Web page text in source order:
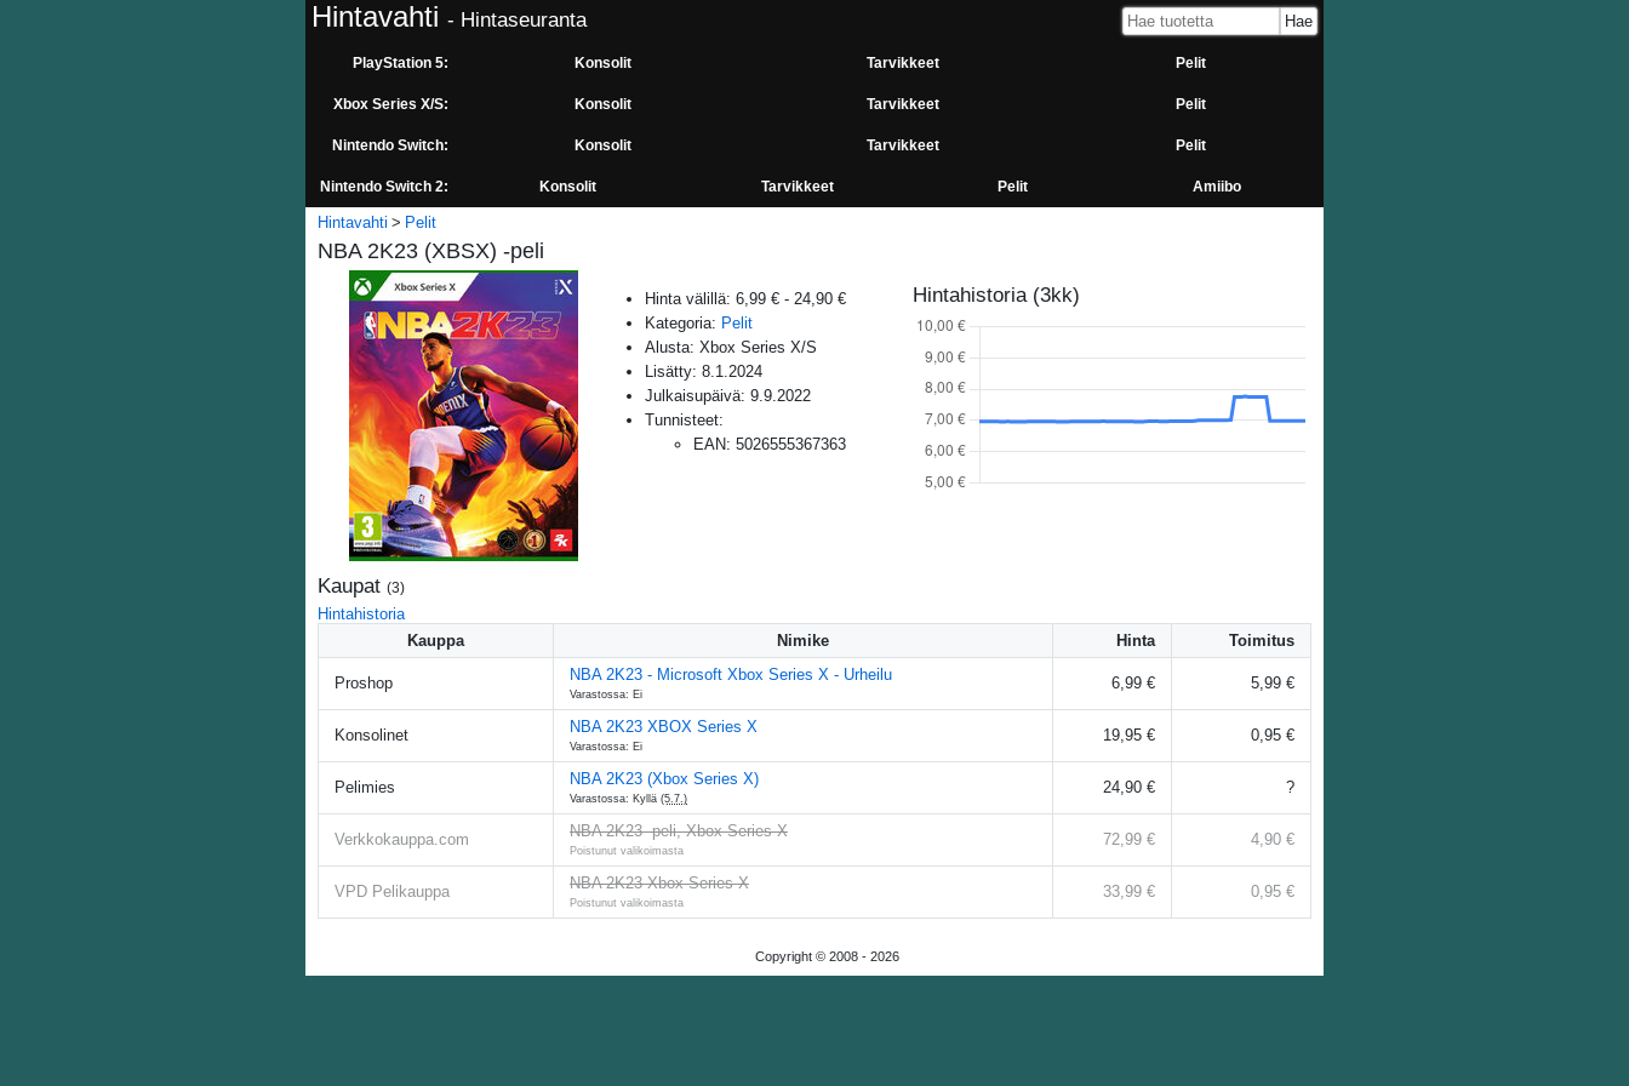
Hintavahti - Hintaseuranta
PlayStation 5: Konsolit Tarvikkeet Pelit
Xbox Series X/S: Konsolit Tarvikkeet Pelit
Nintendo Switch: Konsolit Tarvikkeet Pelit
Nintendo Switch 2: Konsolit Tarvikkeet Pelit Amiibo
Hintavahti Pelit
NBA 2K23 (XBSX) -peli
Hinta välillä: 6,99 € - 24,90 €
Kategoria: Pelit
Alusta: Xbox Series X/S
Lisätty: 8.1.2024
Julkaisupäivä: 9.9.2022
Tunnisteet:
EAN: 5026555367363
Hintahistoria (3kk)
Kaupat (3)
Hintahistoria
Kauppa
Nimike Hinta Toimitus
Proshop NBA 2K23 - Microsoft Xbox Series X - Urheilu
Varastossa: Ei
6,99 € 5,99 €
Konsolinet NBA 2K23 XBOX Series X
Varastossa: Ei
19,95 € 0,95 €
Pelimies NBA 2K23 (Xbox Series X)
Varastossa: Kyllä (5.7.)
24,90 € ?
Verkkokauppa.com NBA 2K23 -peli, Xbox Series X
Poistunut valikoimasta
72,99 € 4,90 €
VPD Pelikauppa NBA 2K23 Xbox Series X
Poistunut valikoimasta
33,99 € 0,95 €
Copyright © 2008 - 2026